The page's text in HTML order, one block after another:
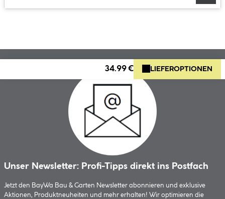
34.99 € LIEFEROPTIONEN
Unser Newsletter: Profi-Tipps direkt ins Postfach
Jetzt den BayWa Bau & Garten Newsletter abonnieren und exklusive
Aktionen, Produktneuheiten und mehr erhalten! Wir optimieren die